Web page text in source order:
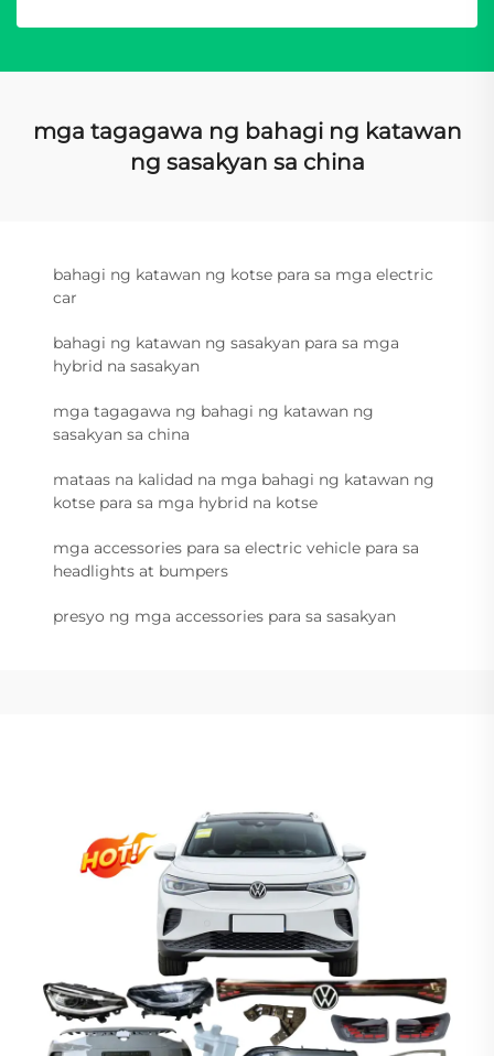
mga tagagawa ng bahagi ng katawan
ng sasakyan sa china
bahagi ng katawan ng kotse para sa mga electric
car
bahagi ng katawan ng sasakyan para sa mga
hybrid na sasakyan
mga tagagawa ng bahagi ng katawan ng
sasakyan sa china
mataas na kalidad na mga bahagi ng katawan ng
kotse para sa mga hybrid na kotse
mga accessories para sa electric vehicle para sa
headlights at bumpers
presyo ng mga accessories para sa sasakyan